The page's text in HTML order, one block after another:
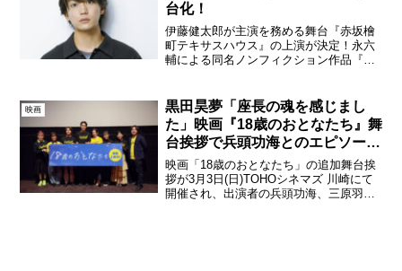
台化！
伊藤健太郎が主演を務める舞台『赤坂檜
町テキサスハウス』の上演が決定！永六
輔による同名ノンフィクション作品『赤
一の企画のもと舞台化。伊藤健太郎脚
本・演出を手がけるのは鄭...
映画
黒田昊夢「座長の魂を感じまし
た」映画『18歳のおとなたち』舞
台挨拶で兵頭功海とのエピソード
を語る
映画「18歳のおとなたち」の追加舞台挨
拶が3月3日(日)TOHOシネマズ 川崎にて
開催され、出演者の兵頭功海、三原羽